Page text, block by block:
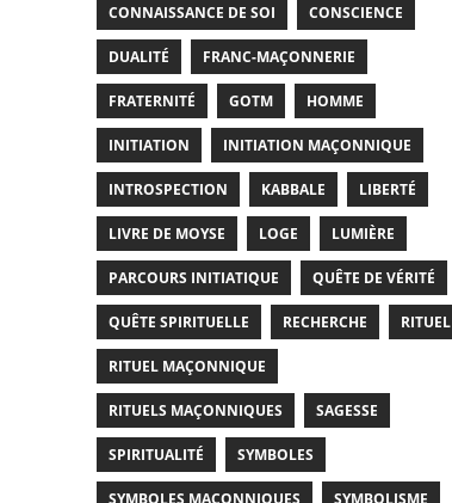
CONNAISSANCE DE SOI CONSCIENCE
DUALITÉ FRANC-MAÇONNERIE
FRATERNITÉ GOTM HOMME
INITIATION INITIATION MAÇONNIQUE
INTROSPECTION KABBALE LIBERTÉ
LIVRE DE MOYSE LOGE LUMIÈRE
PARCOURS INITIATIQUE QUÊTE DE VÉRITÉ
QUÊTE SPIRITUELLE RECHERCHE RITUEL
RITUEL MAÇONNIQUE
RITUELS MAÇONNIQUES SAGESSE
SPIRITUALITÉ SYMBOLES
SYMBOLES MAÇONNIQUES SYMBOLISME